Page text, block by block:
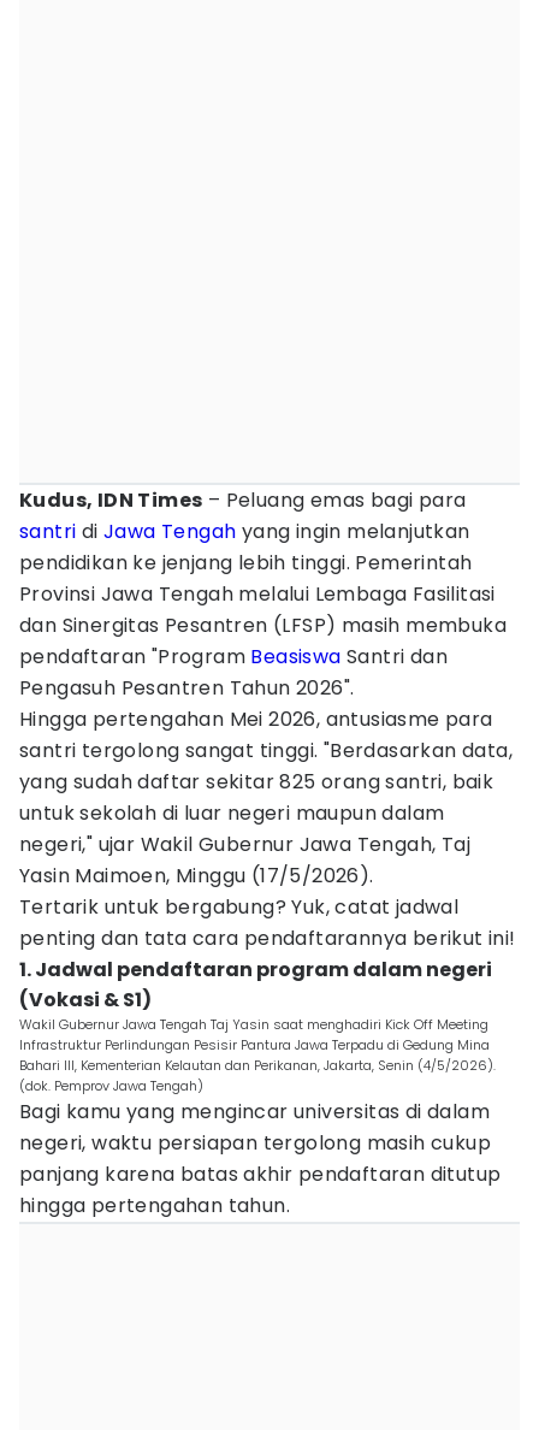
Kudus, IDN Times – Peluang emas bagi para
santri diJawa Tengah yang ingin melanjutkan
pendidikan ke jenjang lebih tinggi. Pemerintah
Provinsi Jawa Tengah melalui Lembaga Fasilitasi
dan Sinergitas Pesantren (LFSP) masih membuka
pendaftaran "Program Beasiswa Santri dan
Pengasuh Pesantren Tahun 2026".
Hingga pertengahan Mei 2026, antusiasme para
santri tergolong sangat tinggi. "Berdasarkan data,
yang sudah daftar sekitar 825 orang santri, baik
untuk sekolah di luar negeri maupun dalam
negeri," ujar Wakil Gubernur Jawa Tengah, Taj
Yasin Maimoen, Minggu (17/5/2026).
Tertarik untuk bergabung? Yuk, catat jadwal
penting dan tata cara pendaftarannya berikut ini!
1. Jadwal pendaftaran program dalam negeri
(Vokasi & S1)
Wakil Gubernur Jawa Tengah Taj Yasin saat menghadiri Kick Off Meeting
Infrastruktur Perlindungan Pesisir Pantura Jawa Terpadu di Gedung Mina
Bahari III, Kementerian Kelautan dan Perikanan, Jakarta, Senin (4/5/2026).
(dok. Pemprov Jawa Tengah)
Bagi kamu yang mengincar universitas di dalam
negeri, waktu persiapan tergolong masih cukup
panjang karena batas akhir pendaftaran ditutup
hingga pertengahan tahun.